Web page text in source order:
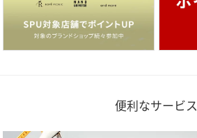
便利なサービス